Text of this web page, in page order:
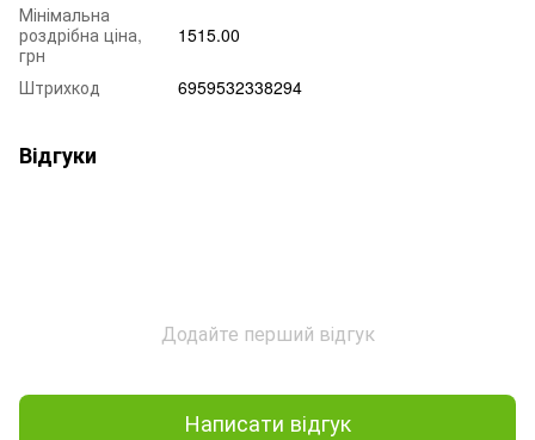
Мінімальна
роздрібна ціна,
грн
1515.00
Штрихкод 6959532338294
Відгуки
Додайте перший відгук
Написати відгук